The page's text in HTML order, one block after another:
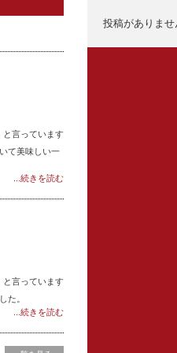
と言っています
て美味しい一
...続きを読む
と言っています
た。
...続きを読む
投稿がありませ